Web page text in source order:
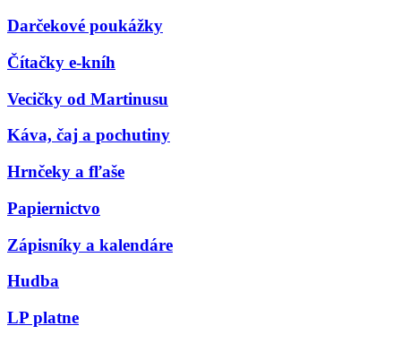
Darčekové poukážky
Čítačky e-kníh
Vecičky od Martinusu
Káva, čaj a pochutiny
Hrnčeky a fľaše
Papiernictvo
Zápisníky a kalendáre
Hudba
LP platne